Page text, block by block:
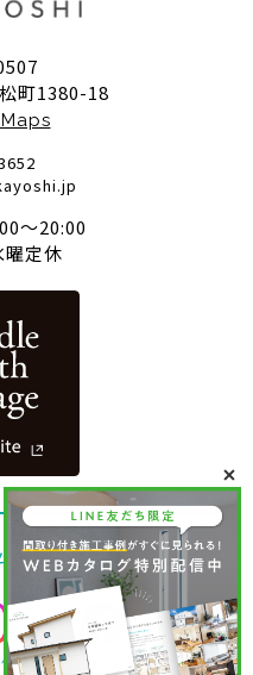
町1380-18
〜20:00
曜定休
式SNS
Facebook